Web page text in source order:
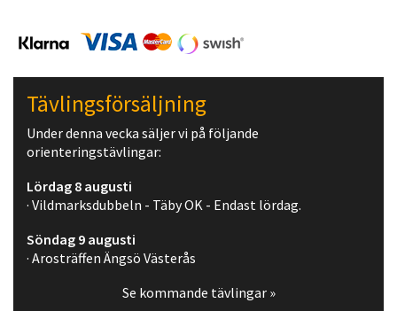
Tävlingsförsäljning
Under denna vecka säljer vi på följande
orienteringstävlingar:
Lördag 8 augusti
· Vildmarksdubbeln - Täby OK - Endast lördag.
Söndag 9 augusti
· Arosträffen Ängsö Västerås
Se kommande tävlingar »